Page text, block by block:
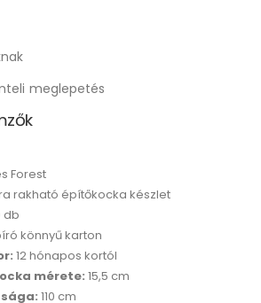
meglepetés
Forest
rakható építőkocka készlet
db
könnyű karton
12 hónapos kortól
mérete: 15,5 cm
110 cm